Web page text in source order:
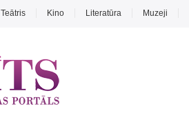
Teātris Kino Literatūra Muzeji